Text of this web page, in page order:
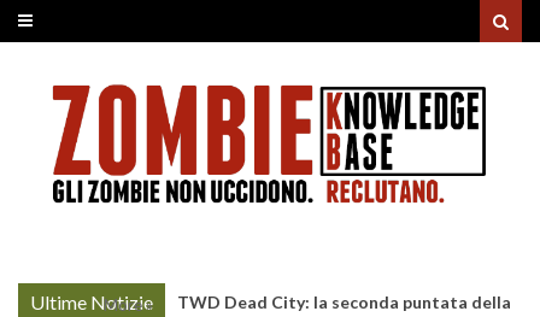
Ultime Notizie
More »
TWD Dead City: la seconda puntata della